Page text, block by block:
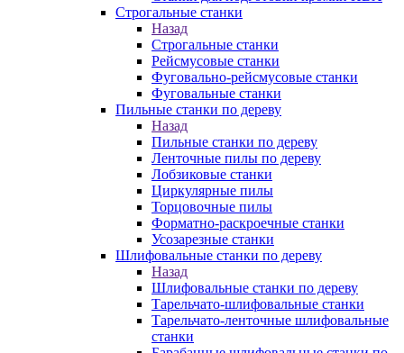
Строгальные станки
Назад
Строгальные станки
Рейсмусовые станки
Фуговально-рейсмусовые станки
Фуговальные станки
Пильные станки по дереву
Назад
Пильные станки по дереву
Ленточные пилы по дереву
Лобзиковые станки
Циркулярные пилы
Торцовочные пилы
Форматно-раскроечные станки
Усозарезные станки
Шлифовальные станки по дереву
Назад
Шлифовальные станки по дереву
Тарельчато-шлифовальные станки
Тарельчато-ленточные шлифовальные
станки